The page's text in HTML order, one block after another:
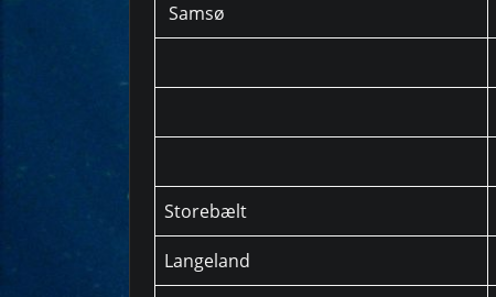
Samsø
Storebælt
Langeland